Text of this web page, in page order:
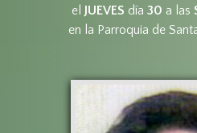
el JUEVES día 30 a las
en la Parroquia de